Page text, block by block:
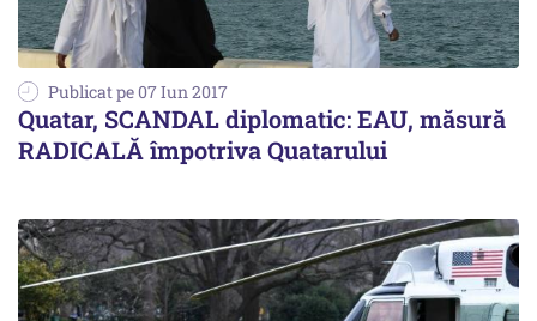
Publicat pe 07 Iun 2017
Quatar, SCANDAL diplomatic: EAU, măsură
RADICALĂ împotriva Quatarului